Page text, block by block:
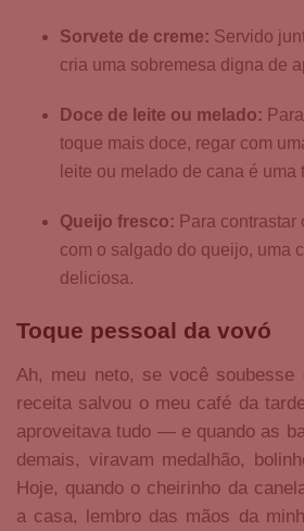
Sorvete de creme: Servido
cria uma sobremesa digna de
Doce de leite ou melado:
toque mais doce, regar com
leite ou melado de cana é uma
Queijo fresco: Para contrastar
com o salgado do queijo, uma
deliciosa.
Toque pessoal da vovó
Ah, meu neto, se você soubesse
receita salvou o meu café da
aproveitava tudo — e quando as
demais, viravam medalhão,
Hoje, quando o cheirinho da
a casa, lembro das mãos da